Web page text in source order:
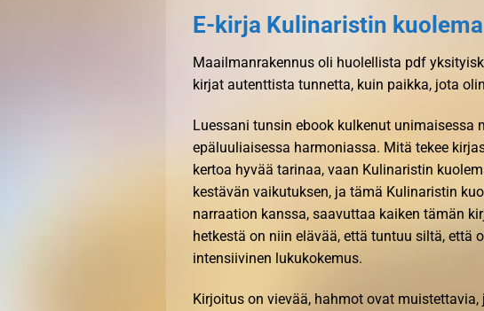
E-kirja Kulinaristin kuolema
Maailmanrakennus oli huolellista pdf
kirjat​ autenttista tunnetta, kuin paikka, jota
Luessani tunsin ebook kulkenut
epäluuliaisessa harmoniassa. Mitä tekee
kertoa hyvää tarinaa, vaan Kulinaristin
kestävän vaikutuksen, ja tämä Kulinaristin
narraation kanssa, saavuttaa kaiken tämän
hetkestä on niin elävää, että tuntuu siltä, että
intensiivinen lukukokemus.
Kirjoitus on vievää, hahmot ovat